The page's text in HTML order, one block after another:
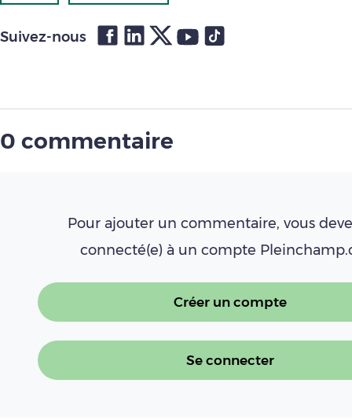
Suivez-nous
0 commentaire
Pour ajouter un commentaire, vous
connecté(e) à un compte
Créer un compte
Se connecter